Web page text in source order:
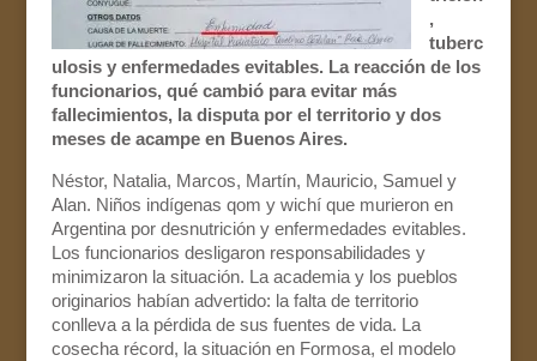
,
tuberc
ulosis y enfermedades evitables. La reacción de los
funcionarios, qué cambió para evitar más
fallecimientos, la disputa por el territorio y dos
meses de acampe en Buenos Aires.
Néstor, Natalia, Marcos, Martín, Mauricio, Samuel y
Alan. Niños indígenas qom y wichí que murieron en
Argentina por desnutrición y enfermedades evitables.
Los funcionarios desligaron responsabilidades y
minimizaron la situación. La academia y los pueblos
originarios habían advertido: la falta de territorio
conlleva a la pérdida de sus fuentes de vida. La
cosecha récord, la situación en Formosa, el modelo